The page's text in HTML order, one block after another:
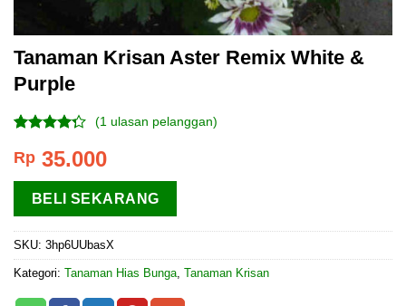
Tanaman Krisan Aster Remix White &
Purple
4.00 dari
penilaian
pelanggan
(1 ulasan pelanggan)
Rp 35.000
BELI SEKARANG
SKU: 3hp6UUbasX
Kategori: Tanaman Hias Bunga Tanaman Krisan